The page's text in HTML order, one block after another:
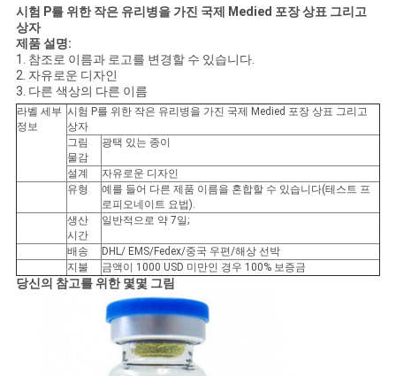
스
경
우
사
이
트
맵
시험 P를 위한 작은 유리병을 가진 국제 Medied 포장 상표 그리고
상자
제품 설명:
1. 참조로 이름과 로고를 변경할 수 있습니다.
2. 자유로운 디자인
3. 다른 색상의 다른 이름
라벨 세부
정보
시험 P를 위한 작은 유리병을 가진 국제 Medied 포장 상표 그리고
상자
그림
물감
광택 있는 종이
설계
자유로운 디자인
유형
예를 들어 다른 제품 이름을 혼합할 수 있습니다(테스트 프
로피오네이트 요법).
생산
시간
일반적으로 약 7일;
배송
DHL/ EMS/Fedex/중국 우편/해상 선박
지불
금액이 1000 USD 미만인 경우 100% 보증금
당신의 참고를 위한 몇몇 그림